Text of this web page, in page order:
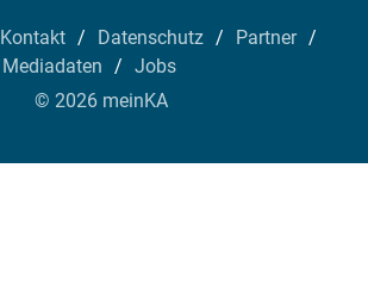
Kontakt Datenschutz
Partner
Mediadaten
Jobs
© 2026 meinKA